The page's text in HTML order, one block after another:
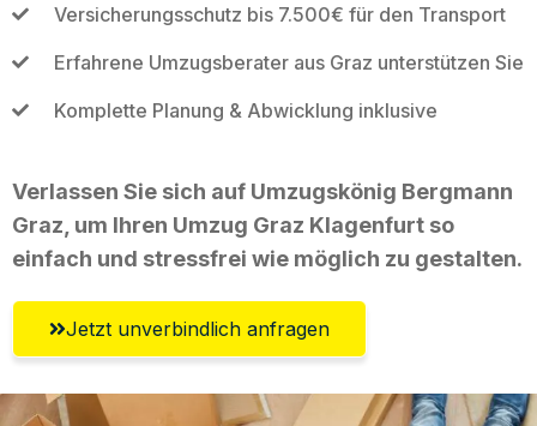
Versicherungsschutz bis 7.500€ für den Transport
Erfahrene Umzugsberater aus Graz unterstützen Sie
Komplette Planung & Abwicklung inklusive
Verlassen Sie sich auf Umzugskönig Bergmann
Graz, um Ihren Umzug Graz Klagenfurt so
einfach und stressfrei wie möglich zu gestalten.
Jetzt unverbindlich anfragen